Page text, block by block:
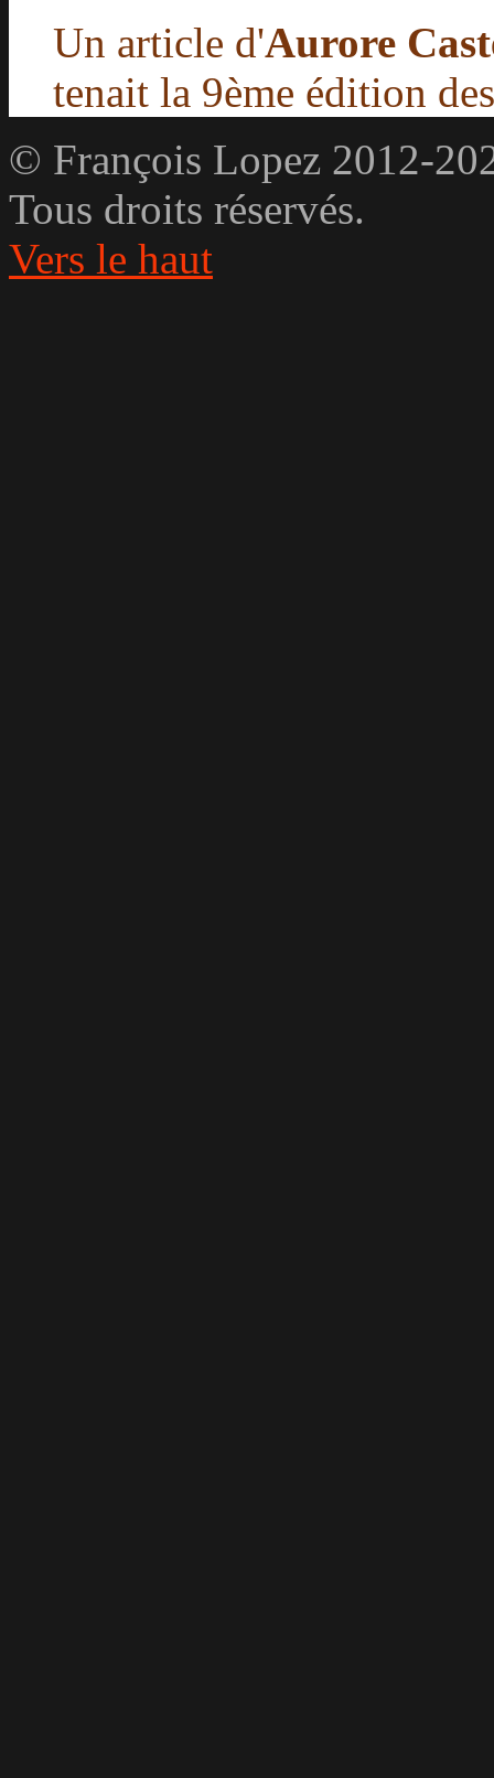
Un article d'Aurore
tenait la 9ème édition
© François Lopez 2012-
Tous droits réservés.
Vers le haut